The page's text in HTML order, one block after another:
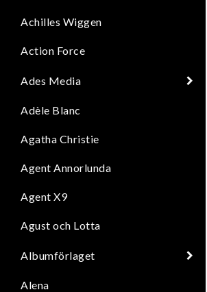
Achilles Wiggen
Action Force
Ades Media
Adèle Blanc
Agatha Christie
Agent Annorlunda
Agent X9
Agust och Lotta
Albumförlaget
Alena